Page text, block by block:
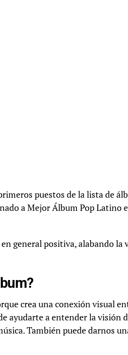
puestos de la lista de
a Mejor Álbum Pop Latino
general positiva, alabando la
crea una conexión visual
ayudarte a entender la visión
También puede darnos